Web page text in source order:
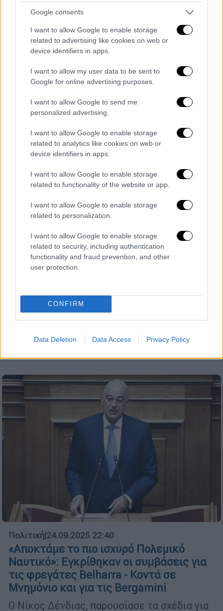
Google consents
I want to allow Google to enable storage
related to advertising like cookies on web or
device identifiers in apps.
I want to allow my user data to be sent to
Google for online advertising purposes.
I want to allow Google to send me
personalized advertising.
I want to allow Google to enable storage
related to analytics like cookies on web or
device identifiers in apps.
I want to allow Google to enable storage
related to functionality of the website or app.
I want to allow Google to enable storage
related to personalization.
I want to allow Google to enable storage
related to security, including authentication
functionality and fraud prevention, and other
user protection.
CONFIRM
Data Deletion Data Access Privacy Policy
Ρηματική διακοίνωση της Αιγύπτου
στον ΟΗΕ: Απορρίπτει τα όρια της
λιβυκής υφαλοκρηπίδας και το
παράνομο τουρκολυβικό μνημόνιο
Πώς το Κάιρο ενισχύει τη θέση της Αθήνας
Κόσμος|25.09.2025 23:29
Τουρκία και ΗΠΑ υπέγραψαν συμφωνία
για συνεργασία στην πυρηνική
Ο Τούρκος υπουργός Ενέργειας και ο Μάρκο
Ρούμπιο υπέγραψαν μνημόνιο κατανόησης
πολιτικές χρήσεις της πυρηνικής
Πολιτική|24.09.2025 22:40
«Αποκτάμε το πιο ισχυρό Πολεμικό
Ναυτικό»: Εγκρίθηκαν οι συμβάσεις για
τις φρεγάτες Belharra - Κοντά σε
Μνημόνιο και για τις Bergamini
Ο Νίκος Δένδιας, παρουσίασε τα σχέδια για